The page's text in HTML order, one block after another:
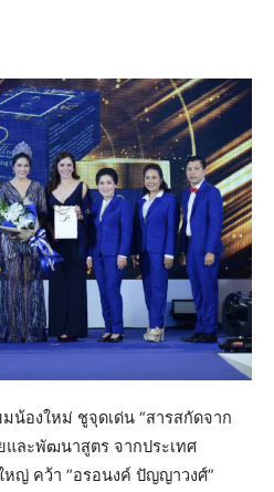
น้องใหม่ ชูจุดเด่น “สารสกัดจาก
และพัฒนาสูตร จากประเทศ
หญ่ คว้า “อรอนงค์ ปัญญาวงศ์”